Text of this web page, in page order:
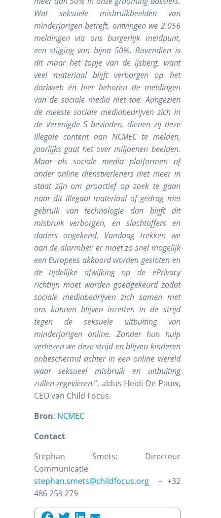
Wat seksuele misbruikbeelden van
minderjarigen betreft, ontvingen we 2.056
meldingen via ons burgerlijk meldpunt,
een stijging van bijna 50%. Bovendien is
dit maar het topje van de ijsberg, want
veel materiaal blijft verborgen op het
darkweb én hier behoren de meldingen
van de sociale media niet toe. Aangezien
de meeste sociale mediabedrijven zich in
de Verenigde S bevinden, dienen zij deze
illegale content aan NCMEC te melden,
jaarlijks gaat het over miljoenen beelden.
Maar als sociale media platformen of
ander online dienstverleners niet meer in
staat zijn om proactief op zoek te gaan
naar dit illegaal materiaal of gedrag met
gebruik van technologie dan blijft dit
misbruik verborgen, en slachtoffers en
daders ongekend. Vandaag trekken we
aan de alarmbel: er moet zo snel mogelijk
een Europees akkoord worden gesloten en
de tijdelijke afwijking op de ePrivacy
richtlijn moet worden goedgekeurd zodat
sociale mediabedrijven zich samen met
ons kunnen blijven inzetten in de strijd
tegen de seksuele uitbuiting van
minderjarigen online. Zonder hun hulp
verliezen we deze strijd en blijven kinderen
onbeschermd achter in een online wereld
waar seksueel misbruik en uitbuiting
zullen zegevieren.”, aldus Heidi De Pauw,
CEO van Child Focus.
Bron: NCMEC
Contact
Stephan Smets: Directeur
Communicatie
stephan.smets@childfocus.org – +32
486 259 279